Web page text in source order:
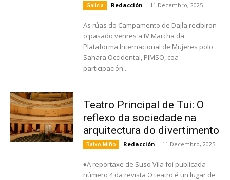
Galicia Redacción - 11 Decembro, 2025
As rúas do Campamento de Dajla recibiron
o pasado venres a IV Marcha da
Plataforma Internacional de Mujeres polo
Sahara Occidental, PIMSO, coa
participación...
Teatro Principal de Tui: O
reflexo da sociedade na
arquitectura do divertimento
Baixo Miño Redacción - 11 Decembro, 2025
♦A reportaxe de Suso Vila foi publicada
número 4 da revista O teatro é un lugar de